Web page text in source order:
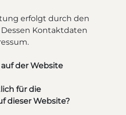
erfolgt durch den
Kontaktdaten
der Website
für die
dieser Website?